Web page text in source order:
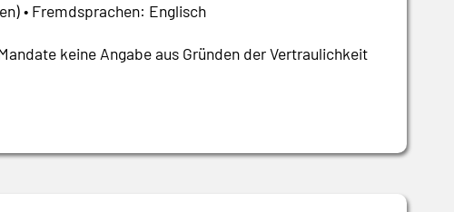
• Fremdsprachen: Englisch
keine Angabe aus Gründen der Vertraulichkeit